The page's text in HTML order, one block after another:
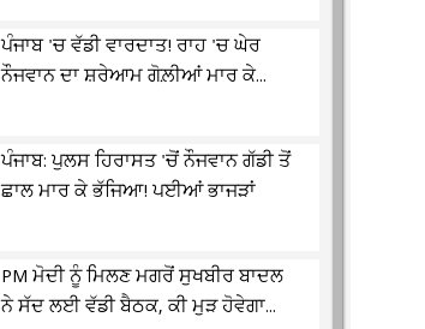
ਪੰਜਾਬ 'ਚ ਵੱਡੀ ਵਾਰਦਾਤ! ਰਾਹ 'ਚ ਘੇਰ
ਨੌਜਵਾਨ ਦਾ ਸ਼ਰੇਆਮ ਗੋਲ਼ੀਆਂ ਮਾਰ ਕੇ...
ਪੰਜਾਬ: ਪੁਲਸ ਹਿਰਾਸਤ 'ਚੋਂ ਨੌਜਵਾਨ ਗੱਡੀ ਤੋਂ
ਛਾਲ ਮਾਰ ਕੇ ਭੱਜਿਆ! ਪਈਆਂ ਭਾਜੜਾਂ
PM ਮੋਦੀ ਨੂੰ ਮਿਲਣ ਮਗਰੋਂ ਸੁਖਬੀਰ ਬਾਦਲ
ਨੇ ਸੱਦ ਲਈ ਵੱਡੀ ਬੈਠਕ, ਕੀ ਮੁੜ ਹੋਵੇਗਾ...